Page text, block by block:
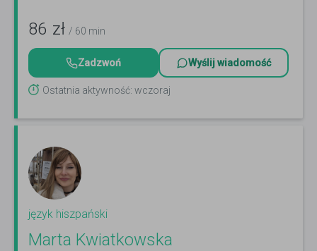
86 zł / 60 min
Zadzwoń Wyślij wiadomość
Ostatnia aktywność: wczoraj
język hiszpański
Marta Kwiatkowska